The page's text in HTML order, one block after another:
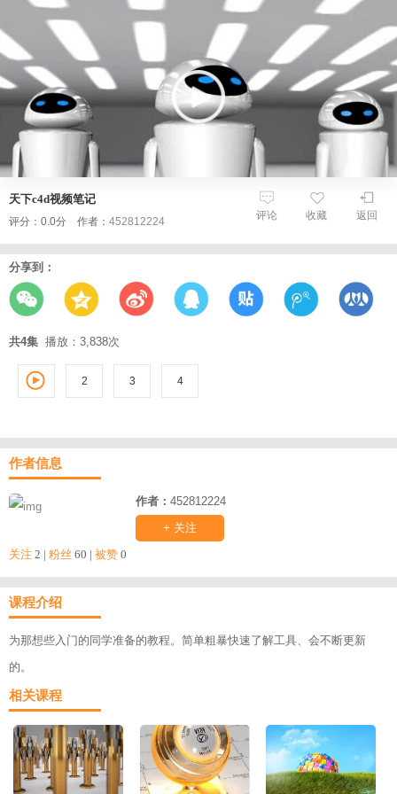
天下c4d视频笔记
评分：0.0分 作者： 452812224 返回
收藏
评论
分享到：
共4集 播放：3,838次
1
2 3 4
作者信息
作者：452812224
+ 关注
关注 2 | 粉丝 60 | 被赞 0
课程介绍
为那想些入门的同学准备的教程。简单粗暴快速了解工具、会不断更新
的。
相关课程